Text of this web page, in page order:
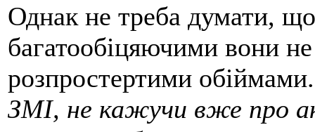
Однак не треба думати,
багатообіцяючими вони не
розпростертими
ЗМІ, не кажучи вже про